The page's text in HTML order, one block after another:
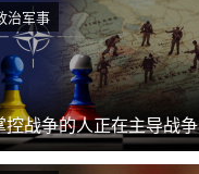
控战争的人正在主导战争
治军事